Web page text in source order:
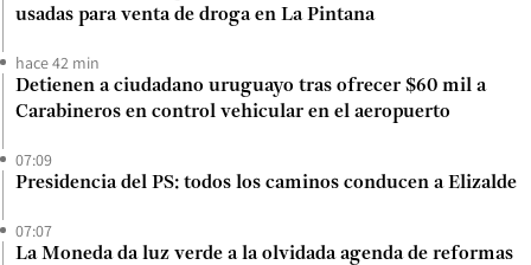
usadas para venta de droga en La Pintana
hace 42 min
Detienen a ciudadano uruguayo tras ofrecer $60 mil a
Carabineros en control vehicular en el aeropuerto
07:09
Presidencia del PS: todos los caminos conducen a Elizalde
07:07
La Moneda da luz verde a la olvidada agenda de reformas